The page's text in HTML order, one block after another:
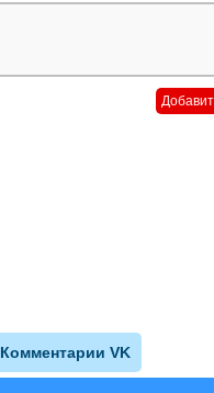
Комментарии VK